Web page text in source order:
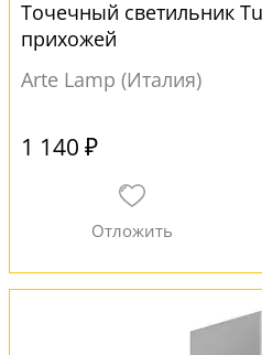
Точечный светильник
прихожей
Arte Lamp (Италия)
1 140 ₽